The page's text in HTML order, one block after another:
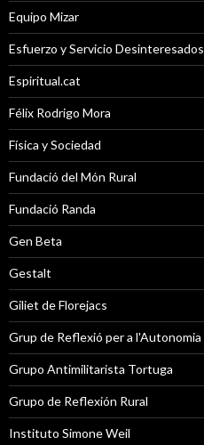
Equipo Mizar
Esfuerzo y Servicio Desinteresados
Espiritual.cat
Félix Rodrigo Mora
Física y Sociedad
Fundació del Món Rural
Fundació Randa
Gen Beta
Gestalt
Giliet de Florejacs
Grup de Reflexió per a l'Autonomia
Grupo Antimilitarista Tortuga
Grupo de Reflexión Rural
Instituto Simone Weil